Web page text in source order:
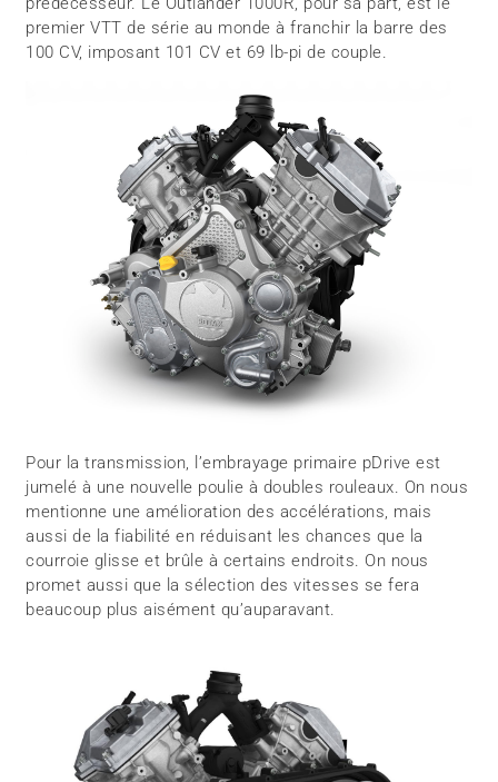
premier VTT de série au monde à franchir la barre des
100 CV, imposant 101 CV et 69 lb-pi de couple.
Pour la transmission, l’embrayage primaire pDrive est
jumelé à une nouvelle poulie à doubles rouleaux. On nous
mentionne une amélioration des accélérations, mais
aussi de la fiabilité en réduisant les chances que la
courroie glisse et brûle à certains endroits. On nous
promet aussi que la sélection des vitesses se fera
beaucoup plus aisément qu’auparavant.